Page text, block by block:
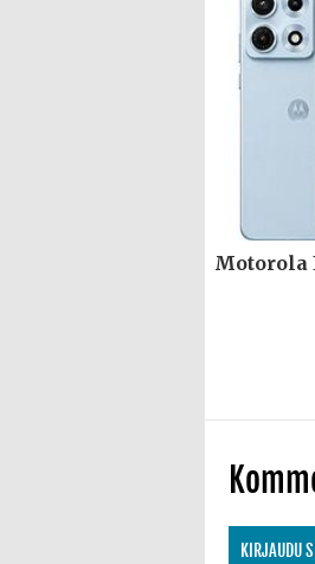
Motorola
KIRJAUDU